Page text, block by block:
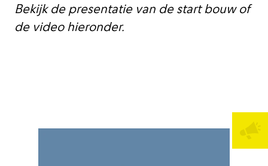
Bekijk de presentatievan de start bouw of
de video hieronder.